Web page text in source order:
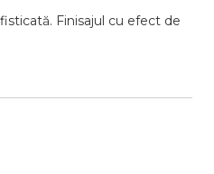
Finisajul cu efect de